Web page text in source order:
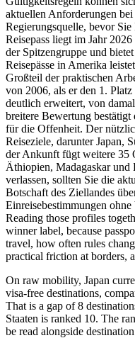
aktuellen Anforderungen
Regierungsquelle, bevor
Reisepass liegt im Jahr
der Spitzengruppe und
Reisepässe in Amerika
Großteil der praktischen
von 2006, als er den 1.
deutlich erweitert, von
breitere Bewertung
für die Offenheit. Der
Reiseziele, darunter Japan,
der Ankunft fügt weitere 35
Äthiopien, Madagaskar und
verlassen, sollten Sie die
Botschaft des Ziellandes
Einreisebestimmungen
Reading those profiles
winner label, because
travel, how often rules
practical friction at borders,
On raw mobility, Japan
visa-free destinations,
That is a gap of 8
Staaten is ranked 10. The
be read alongside